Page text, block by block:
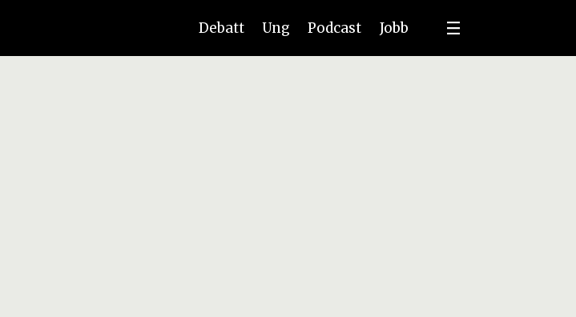
Debatt Ung Podcast Jobb